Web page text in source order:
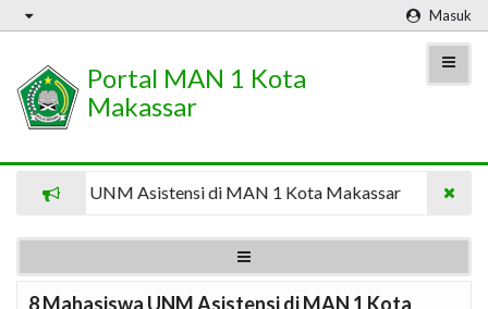
Masuk
Portal MAN 1 Kota
Makassar
UNM Asistensi di MAN 1 Kota Makassar 8
8 Mahasiswa UNM Asistensi di MAN 1 Kota